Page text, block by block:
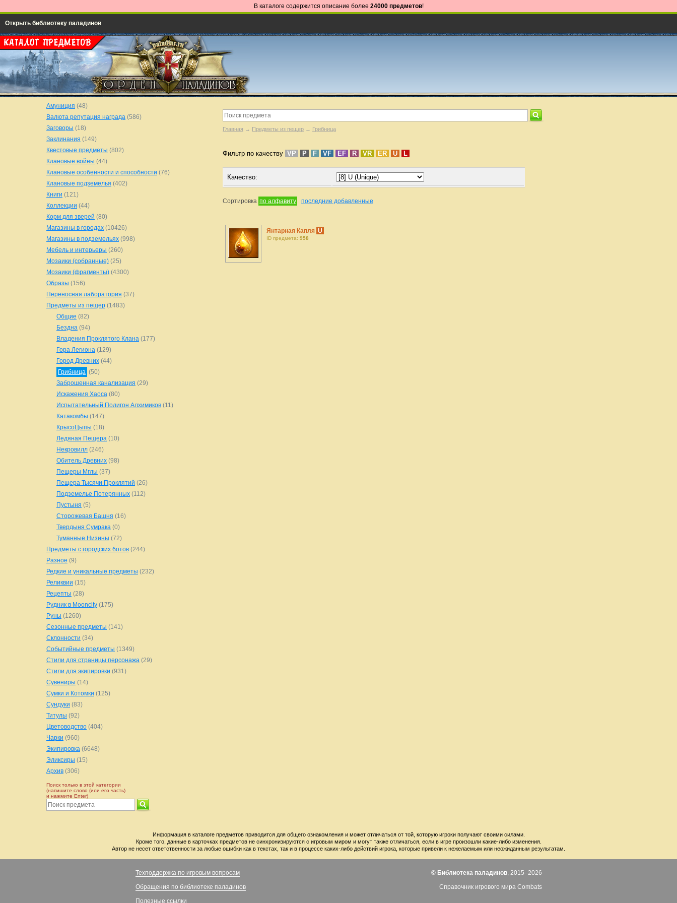
В каталоге содержится описание более 24000 предметов!
Открыть библиотеку паладинов
Главная → Предметы из пещер → Грибница
Фильтр по качеству VP P F VF EF R VR ER U L
Качество:
Сортировка по алфавиту последние добавленные
Янтарная Капля U
ID предмета: 958
Амуниция (48)
Валюта репутация награда (586)
Заговоры (18)
Заклинания (149)
Квестовые предметы (802)
Клановые войны (44)
Клановые особенности и способности (76)
Клановые подземелья (402)
Книги (121)
Коллекции (44)
Корм для зверей (80)
Магазины в городах (10426)
Магазины в подземельях (998)
Мебель и интерьеры (260)
Мозаики (собранные) (25)
Мозаики (фрагменты) (4300)
Образы (156)
Переносная лаборатория (37)
Предметы из пещер (1483)
Общие (82)
Бездна (94)
Владения Проклятого Клана (177)
Гора Легиона (129)
Город Древних (44)
Грибница (50)
Заброшенная канализация (29)
Искажения Хаоса (80)
Испытательный Полигон Алхимиков (11)
Катакомбы (147)
КрысоЦыпы (18)
Ледяная Пещера (10)
Некровилл (246)
Обитель Древних (98)
Пещеры Мглы (37)
Пещера Тысячи Проклятий (26)
Подземелье Потерянных (112)
Пустыня (5)
Сторожевая Башня (16)
Твердыня Сумрака (0)
Туманные Низины (72)
Предметы с городских ботов (244)
Разное (9)
Редкие и уникальные предметы (232)
Реликвии (15)
Рецепты (28)
Рудник в Mooncity (175)
Руны (1260)
Сезонные предметы (141)
Склонности (34)
Событийные предметы (1349)
Стили для страницы персонажа (29)
Стили для экипировки (931)
Сувениры (14)
Сумки и Котомки (125)
Сундуки (83)
Титулы (92)
Цветоводство (404)
Чарки (960)
Экипировка (6648)
Эликсиры (15)
Архив (306)
Поиск только в этой категории
(напишите слово (или его часть)
и нажмите Enter)
Информация в каталоге предметов приводится для общего ознакомления и может отличаться от той, которую игроки получают своими силами.
Кроме того, данные в карточках предметов не синхронизируются с игровым миром и могут также отличаться, если в игре произошли какие-либо изменения.
Автор не несет ответственности за любые ошибки как в текстах, так и в процессе каких-либо действий игрока, которые привели к нежелаемым или неожиданным результатам.
Техподдержка по игровым вопросам
Обращения по библиотеке паладинов
Полезные ссылки
© Библиотека паладинов, 2015–2026
Справочник игрового мира Combats